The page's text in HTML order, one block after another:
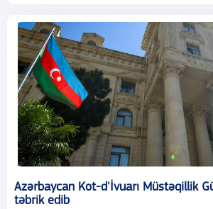
Azərbaycan Kot-d'İvuarı Müstəqillik
təbrik edib